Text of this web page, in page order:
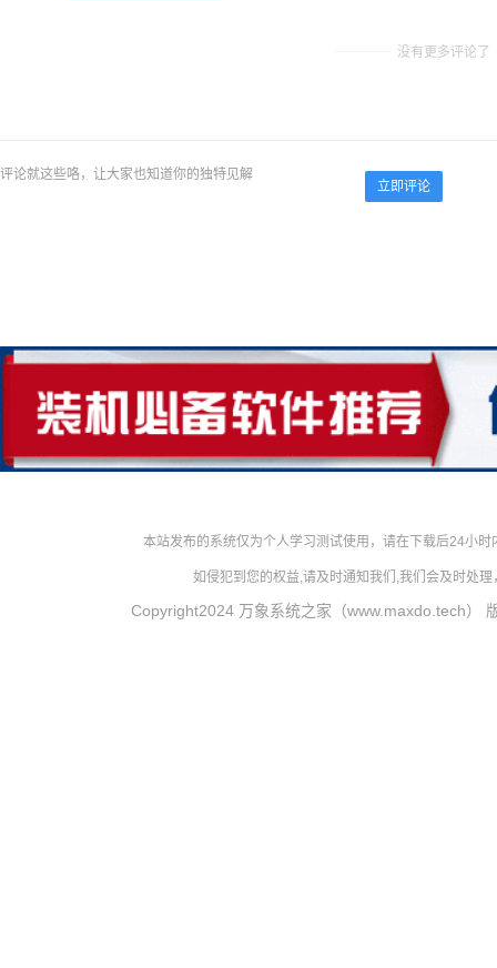
没有更多评论了
评论就这些咯，让大家也知道你的独特见解
立即评论
本站发布的系统仅为个人学习测试使用，请在下载后24小
如侵犯到您的权益,请及时通知我们,我们会及时处
Copyright2024 万象系统之家（www.maxdo.tech）